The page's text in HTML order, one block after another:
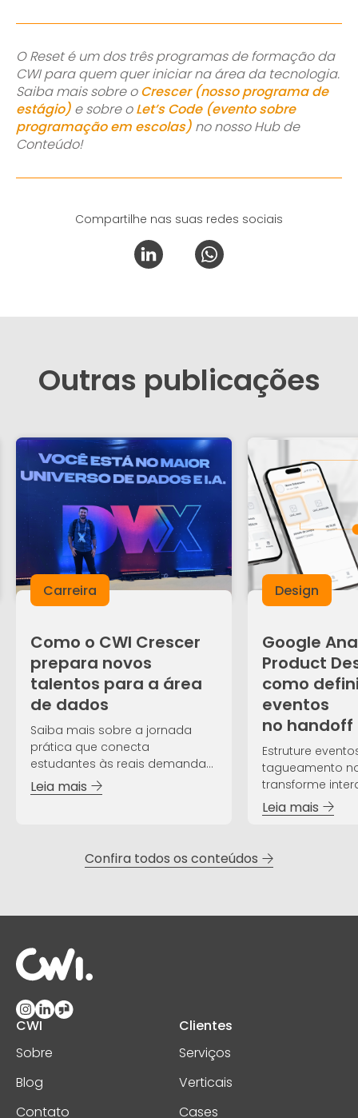
O Reset é um dos três programas de formação da
CWI para quem quer iniciar na área da tecnologia.
Saiba mais sobre oCrescer (nosso programa de
estágio) e sobre oLet’s Code (evento sobre
programação em escolas) no nosso Hub de
Conteúdo!
Compartilhe nas suas redes sociais
Outras publicações
Carreira
Como o CWI Crescer
prepara novos
talentos para a área
de dados
Saiba mais sobre a jornada
prática que conecta
estudantes às reais demandas
do mercado.
Leia mais
Design
Google
Product
como
eventos
no
Estruture
tagueamento
transforme
dados
Leia mais
Confira todos os conteúdos
CWI
Sobre
Blog
Contato
Clientes
Serviços
Verticais
Cases